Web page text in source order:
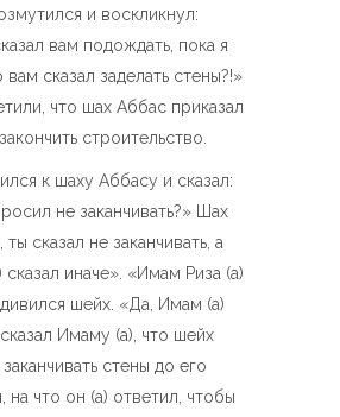
и воскликнул:
вам подождать, пока я
вам сказал заделать стены?!»
что шах Аббас приказал
строительство.
к шаху Аббасу и сказал:
не заканчивать?» Шах
сказал не заканчивать, а
сказал иначе». «Имам Риза (а)
шейх. «Да, Имам (а)
сказал Имаму (а), что шейх
стены до его
на что он (а) ответил, чтобы